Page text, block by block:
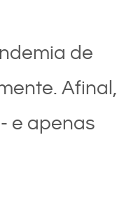
de
Afinal,
e apenas